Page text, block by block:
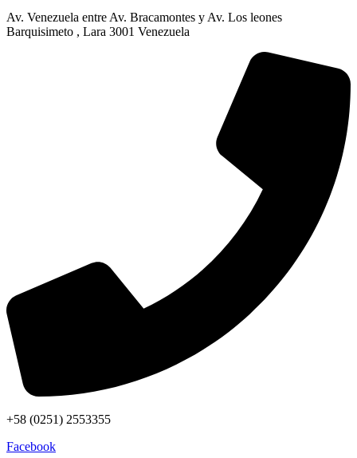
Av. Venezuela entre Av. Bracamontes y Av. Los leones
Barquisimeto , Lara 3001 Venezuela
+58 (0251) 2553355
Facebook